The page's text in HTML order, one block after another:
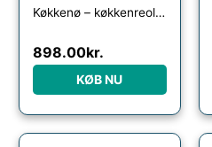
Køkkenø – køkkenreol i industrielt design – rustik brun 90x40x84 – Køkkenudstyr – Daily-Living
898.00kr.
KØB NU